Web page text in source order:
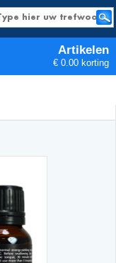
Artikelen
€ 0.00 korting